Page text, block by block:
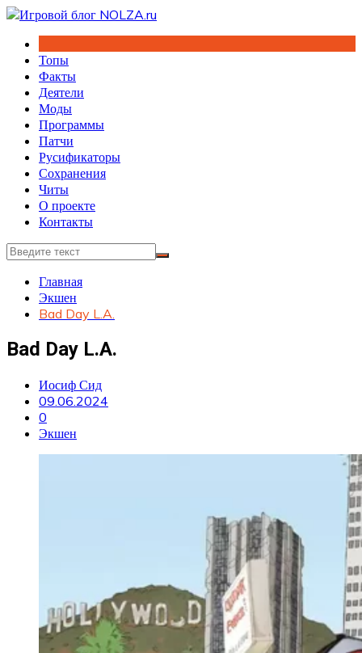
Перейти
содержимому
Топы
Факты
Деятели
Моды
Программы
Патчи
Русификаторы
Сохранения
Читы
О проекте
Контакты
Главная
Экшен
Bad Day L.A.
Bad Day L.A.
Иосиф Сид
09.06.2024
0
Экшен